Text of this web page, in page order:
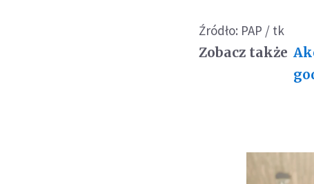
Źródło: PAP / tk
Zobacz także